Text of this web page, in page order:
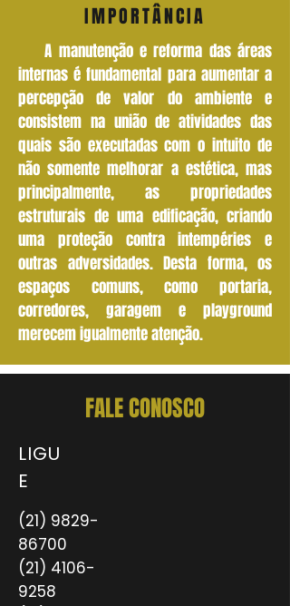
IMPORTÂNCIA
A manutenção e reforma das áreas
internas é fundamental para aumentar a
percepção de valor do ambiente e
consistem na união de atividades das
quais são executadas com o intuito de
não somente melhorar a estética, mas
principalmente, as propriedades
estruturais de uma edificação, criando
uma proteção contra intempéries e
outras adversidades. Desta forma, os
espaços comuns, como portaria,
corredores, garagem e playground
merecem igualmente atenção.
FALE CONOSCO
LIGU
E
(21) 9829-
86700
(21) 4106-
9258